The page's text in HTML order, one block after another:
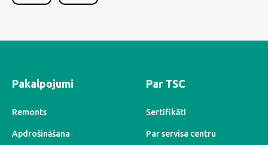
Pakalpojumi
Remonts
Apdrošināšana
Par TSC
Sertifikāti
Par servisa centru